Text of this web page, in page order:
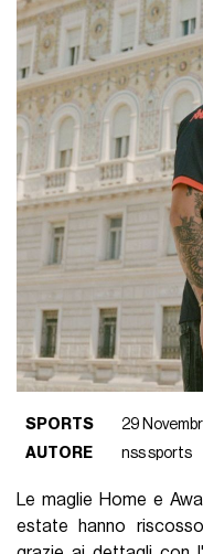
SPORTS
29
AUTORE
nss sports
Le maglie Home e
estate hanno